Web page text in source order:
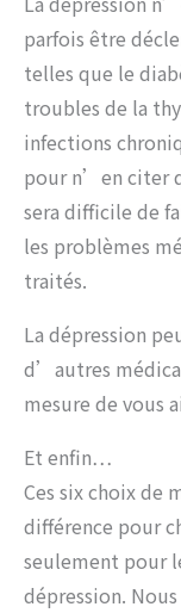
parfois être
telles que le
troubles de la
infections
pour n’en citer
sera difficile de
les problèmes
traités.
La dépression
d’autres
mesure de vous
Et enfin…
Ces six choix de
différence pour
seulement pour
dépression.